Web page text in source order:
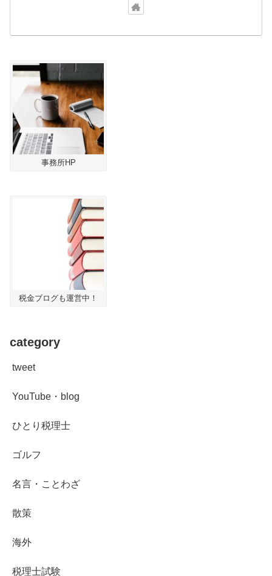
事務所HP
税金ブログも運営中！
category
tweet
YouTube・blog
ひとり税理士
ゴルフ
名言・ことわざ
散策
海外
税理士試験